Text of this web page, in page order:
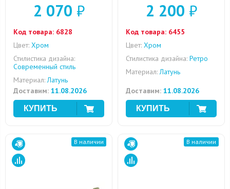
2 070 ₽
Код товара: 6828
Цвет: Хром
Стилистика дизайна:
Современный стиль
Материал:Латунь
Доставим: 11.08.2026
2 200 ₽
Код товара: 6455
Цвет: Хром
Стилистика дизайна: Ретро
Материал:Латунь
Доставим: 11.08.2026
В наличии В наличии